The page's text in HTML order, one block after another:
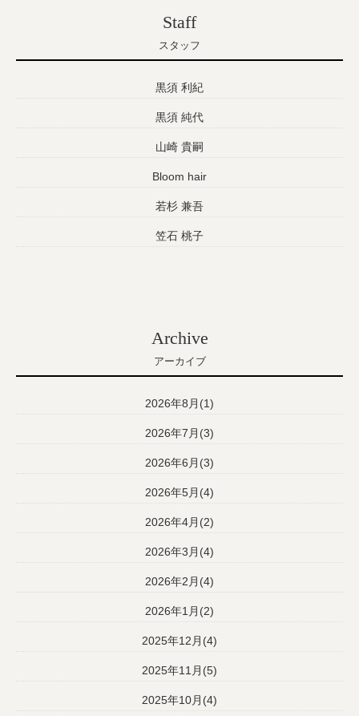
Staff
スタッフ
黒須 利紀
黒須 純代
山崎 貴嗣
Bloom hair
若杉 兼吾
笠石 桃子
Archive
アーカイブ
2026年8月(1)
2026年7月(3)
2026年6月(3)
2026年5月(4)
2026年4月(2)
2026年3月(4)
2026年2月(4)
2026年1月(2)
2025年12月(4)
2025年11月(5)
2025年10月(4)